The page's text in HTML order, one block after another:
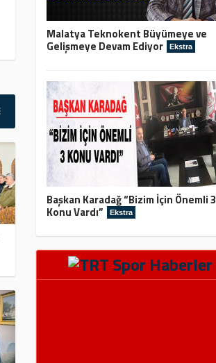
Malatya Teknokent Büyümeye ve
Gelişmeye Devam Ediyor Ekstra
Başkan Karadağ “Bizim İçin Önemli 3
Konu Vardı” Ekstra